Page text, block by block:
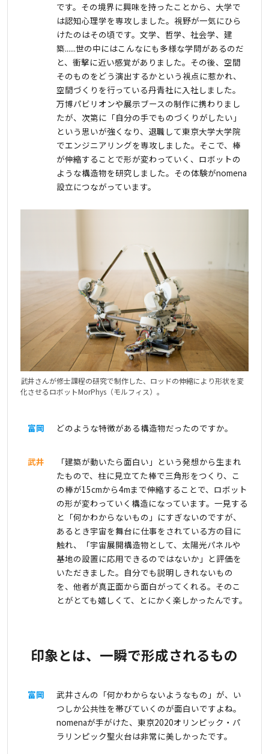
です。その境界に興味を持ったことから、大学で
は認知心理学を専攻しました。視野が一気にひら
けたのはその頃です。文学、哲学、社会学、建
築......世の中にはこんなにも多様な学問があるのだ
と、衝撃に近い感覚がありました。その後、空間
そのものをどう演出するかという視点に惹かれ、
空間づくりを行っている丹青社に入社しました。
万博パビリオンや展示ブースの制作に携わりまし
たが、次第に「自分の手でものづくりがしたい」
という思いが強くなり、退職して東京大学大学院
でエンジニアリングを専攻しました。そこで、棒
が伸縮することで形が変わっていく、ロボットの
ような構造物を研究しました。その体験がnomena
設立につながっています。
武井さんが修士課程の研究で制作した、ロッドの伸縮により形状を変
化させるロボットMorPhys（モルフィス）。
富岡 どのような特徴がある構造物だったのですか。
武井
「建築が動いたら面白い」という発想から生まれ
たもので、柱に見立てた棒で三角形をつくり、こ
の棒が15cmから4mまで伸縮することで、ロボット
の形が変わっていく構造になっています。一見する
と「何かわからないもの」にすぎないのですが、
あるとき宇宙を舞台に仕事をされている方の目に
触れ、「宇宙展開構造物として、太陽光パネルや
基地の設置に応用できるのではないか」と評価を
いただきました。自分でも説明しきれないもの
を、他者が真正面から面白がってくれる。そのこ
とがとても嬉しくて、とにかく楽しかったんです。
印象とは、一瞬で形成されるもの
富岡
武井さんの「何かわからないようなもの」が、い
つしか公共性を帯びていくのが面白いですよね。
nomenaが手がけた、東京2020オリンピック・パ
ラリンピック聖火台は非常に美しかったです。